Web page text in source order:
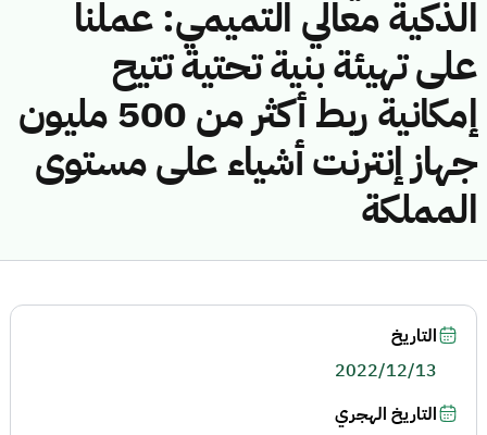
الذكية معالي التميمي: عملنا
على تهيئة بنية تحتية تتيح
إمكانية ربط أكثر من 500 مليون
جهاز إنترنت أشياء على مستوى
المملكة
التاريخ
2022/12/13
التاريخ الهجري